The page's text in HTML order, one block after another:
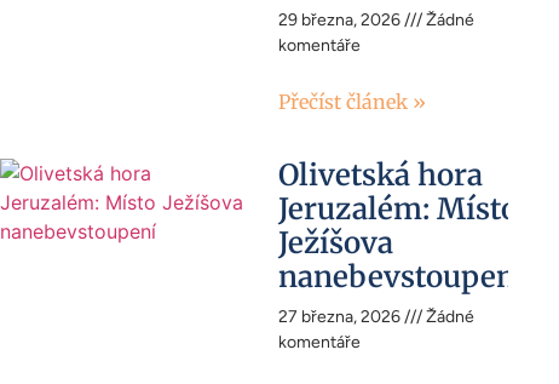
29 března, 2026
Žádné
komentáře
Přečíst článek »
Olivetská hora
Jeruzalém: Místo
Ježíšova
nanebevstoupení
27 března, 2026
Žádné
komentáře